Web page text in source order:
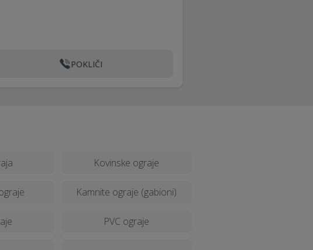
POKLIČI
Kovinske ograje
Kamnite ograje (gabioni)
PVC ograje